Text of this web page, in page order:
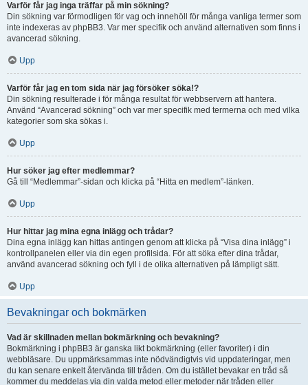
Varför får jag inga träffar på min sökning?
Din sökning var förmodligen för vag och innehöll för många vanliga termer som
inte indexeras av phpBB3. Var mer specifik och använd alternativen som finns i
avancerad sökning.
Upp
Varför får jag en tom sida när jag försöker söka!?
Din sökning resulterade i för många resultat för webbservern att hantera.
Använd “Avancerad sökning” och var mer specifik med termerna och med vilka
kategorier som ska sökas i.
Upp
Hur söker jag efter medlemmar?
Gå till “Medlemmar”-sidan och klicka på “Hitta en medlem”-länken.
Upp
Hur hittar jag mina egna inlägg och trådar?
Dina egna inlägg kan hittas antingen genom att klicka på “Visa dina inlägg” i
kontrollpanelen eller via din egen profilsida. För att söka efter dina trådar,
använd avancerad sökning och fyll i de olika alternativen på lämpligt sätt.
Upp
Bevakningar och bokmärken
Vad är skillnaden mellan bokmärkning och bevakning?
Bokmärkning i phpBB3 är ganska likt bokmärkning (eller favoriter) i din
webbläsare. Du uppmärksammas inte nödvändigtvis vid uppdateringar, men
du kan senare enkelt återvända till tråden. Om du istället bevakar en tråd så
kommer du meddelas via din valda metod eller metoder när tråden eller